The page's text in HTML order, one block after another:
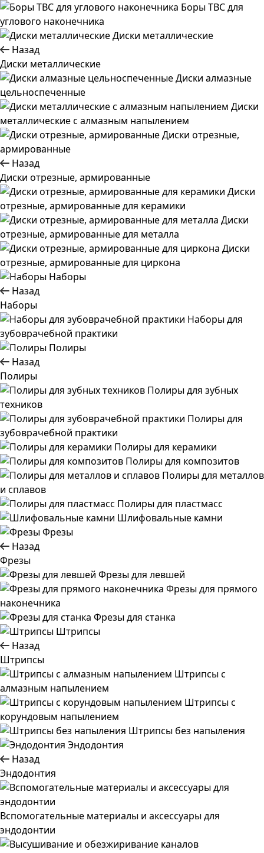
Боры ТВС для
углового наконечника
Диски металлические
Назад
Диски металлические
Диски алмазные
цельноспеченные
Диски
металлические с алмазным напылением
Диски отрезные,
армированные
Назад
Диски отрезные, армированные
Диски
отрезные, армированные для керамики
Диски
отрезные, армированные для металла
Диски
отрезные, армированные для циркона
Наборы
Назад
Наборы
Наборы для
зубоврачебной практики
Полиры
Назад
Полиры
Полиры для зубных
техников
Полиры для
зубоврачебной практики
Полиры для керамики
Полиры для композитов
Полиры для металлов
и сплавов
Полиры для пластмасс
Шлифовальные камни
Фрезы
Назад
Фрезы
Фрезы для левшей
Фрезы для прямого
наконечника
Фрезы для станка
Штрипсы
Назад
Штрипсы
Штрипсы c
алмазным напылением
Штрипсы c
корундовым напылением
Штрипсы без напыления
Эндодонтия
Назад
Эндодонтия
Вспомогательные материалы и аксессуары для
эндодонтии